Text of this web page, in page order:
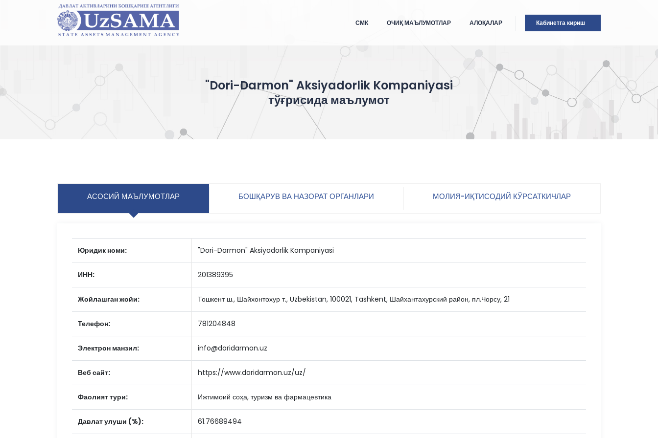
Кабинетга кириш
СМК ОЧИҚ МАЪЛУМОТЛАР АЛОҚАЛАР
"Dori-Darmon" Aksiyadorlik Kompaniyasi
тўғрисида маълумот
АСОСИЙ МАЪЛУМОТЛАР БОШҚАРУВ ВА НАЗОРАТ ОРГАНЛАРИ МОЛИЯ-ИҚТИСОДИЙ КЎРСАТКИЧЛАР
Юридик номи: "Dori-Darmon" Aksiyadorlik Kompaniyasi
ИНН: 201389395
Жойлашган жойи: Тошкент ш., Шайхонтохур т., Uzbekistan, 100021, Tashkent, Шайхантахурский район, пл.Чорсу, 21
Телефон: 781204848
Электрон манзил: info@doridarmon.uz
Веб сайт: https://www.doridarmon.uz/uz/
Фаолият тури: Ижтимоий соҳа, туризм ва фармацевтика
Давлат улуши (%): 61.76689494